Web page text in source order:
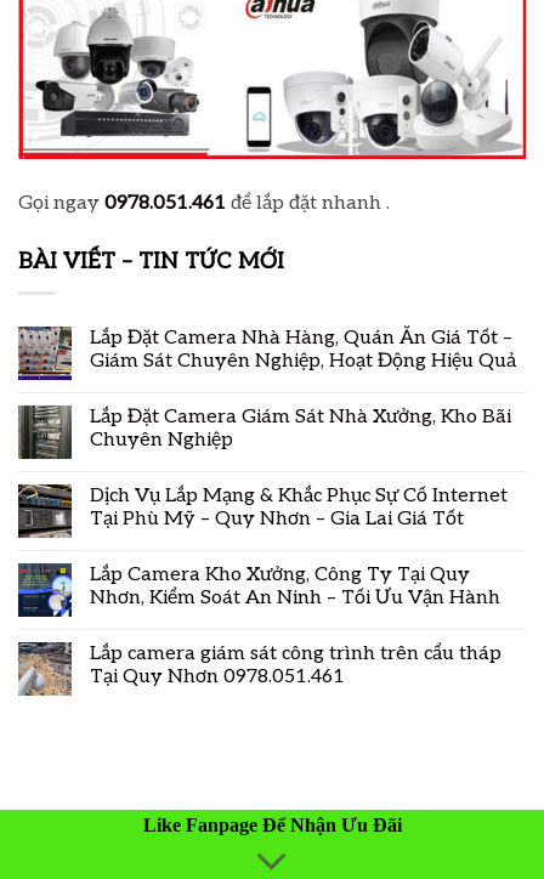
Gọi ngay 0978.051.461 để lắp đặt nhanh .
BÀI VIẾT – TIN TỨC MỚI
Lắp Đặt Camera Nhà Hàng, Quán Ăn Giá Tốt –
Giám Sát Chuyên Nghiệp, Hoạt Động Hiệu Quả
Lắp Đặt Camera Giám Sát Nhà Xưởng, Kho Bãi
Chuyên Nghiệp
Dịch Vụ Lắp Mạng & Khắc Phục Sự Cố Internet
Tại Phù Mỹ – Quy Nhơn – Gia Lai Giá Tốt
Lắp Camera Kho Xưởng, Công Ty Tại Quy
Nhơn, Kiểm Soát An Ninh – Tối Ưu Vận Hành
Lắp camera giám sát công trình trên cẩu tháp
Tại Quy Nhơn 0978.051.461
Like Fanpage Để Nhận Ưu Đãi